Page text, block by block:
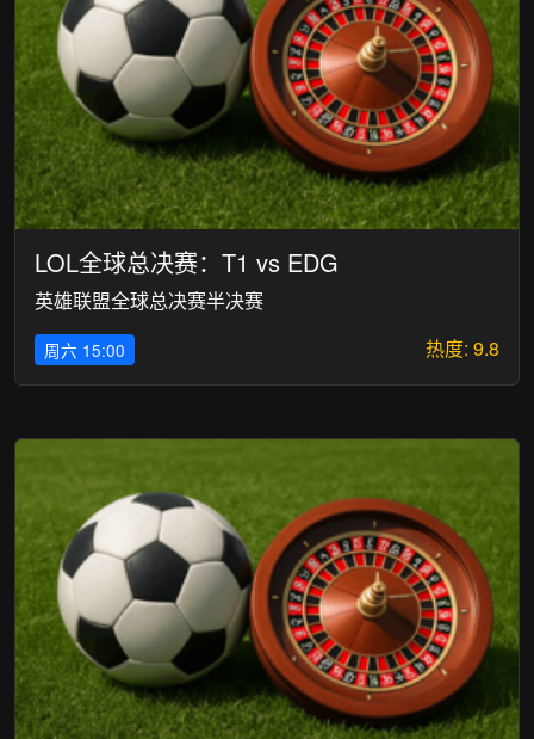
LOL全球总决赛：T1 vs EDG
英雄联盟全球总决赛半决赛
周六 15:00 热度: 9.8